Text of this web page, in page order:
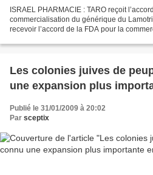
ISRAEL PHARMACIE : TARO reçoit
commercialisation du générique du
recevoir l’accord de la FDA pour la
Les colonies juives de
une expansion plus
Publié le 31/01/2009 à 20:02
Par sceptix